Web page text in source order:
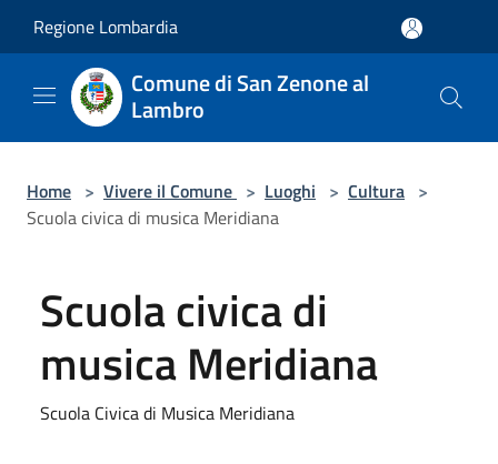
Regione Lombardia
Comune di San Zenone al
Lambro
Home > Vivere il Comune > Luoghi > Cultura >
Scuola civica di musica Meridiana
Scuola civica di
musica Meridiana
Scuola Civica di Musica Meridiana